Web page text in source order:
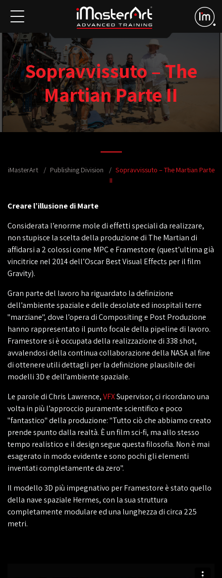
Sopravvissuto – The
Martian Parte II
iMasterArt Publishing Division
Sopravvissuto – The Martian Parte
II
Creare l’illusione di Marte
Considerata l’enorme mole di effetti speciali da realizzare,
non stupisce la scelta della produzione di The Martian di
affidarsi a 2 colossi come MPC e Framestore (quest’ultima già
vincitrice nel 2014 dell’Oscar Best Visual Effects per il film
Gravity).
Gran parte del lavoro ha riguardato la definizione
dell’ambiente spaziale e delle desolate ed inospitali terre
"marziane", dove l’opera di Compositing e Post Produzione
hanno rappresentato il punto focale della pipeline di lavoro.
Framestore si è occupata della realizzazione di 338 shot,
avvalendosi della continua collaborazione della NASA al fine
di ottenere utili dettagli per la definizione plausibile dei
modelli 3D e dell’ambiente spaziale.
Le parole di Chris Lawrence,VFXSupervisor, ci ricordano una
volta in più l’approccio puramente scientifico e poco
"fantastico" della produzione: "Tutto ciò che abbiamo creato
prende spunto dalla realtà. È un film sci-fi, ma allo stesso
tempo realistico e il design segue questa filosofia. Non è mai
esagerato in modo evidente e sono pochi gli elementi
inventati completamente da zero".
Il modello 3D più impegnativo per Framestore è stato quello
della nave spaziale Hermes, con la sua struttura
completamente modulare ed una lunghezza di circa 225
metri.